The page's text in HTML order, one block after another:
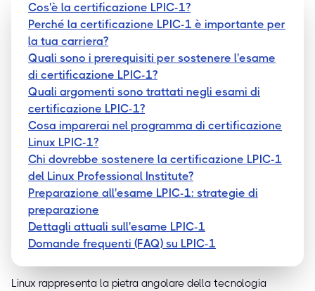
Cos'è la certificazione LPIC-1?
Perché la certificazione LPIC-1 è importante per
la tua carriera?
Quali sono i prerequisiti per sostenere l'esame
di certificazione LPIC-1?
Quali argomenti sono trattati negli esami di
certificazione LPIC-1?
Cosa imparerai nel programma di certificazione
Linux LPIC-1?
Chi dovrebbe sostenere la certificazione LPIC-1
del Linux Professional Institute?
Preparazione all'esame LPIC-1: strategie di
preparazione
Dettagli attuali sull'esame LPIC-1
Domande frequenti (FAQ) su LPIC-1
Linux rappresenta la pietra angolare della tecnologia